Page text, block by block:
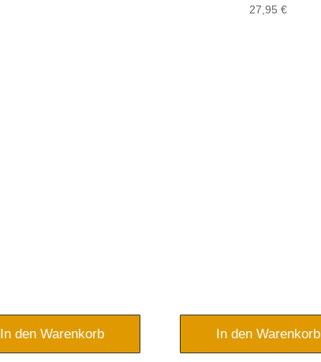
In den Warenkorb
27,95€
In den Warenkorb